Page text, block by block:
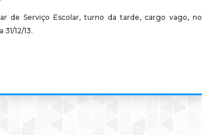
de Serviço Escolar, turno da tarde, cargo vago, no
12/13.